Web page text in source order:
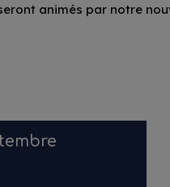
animés par notre